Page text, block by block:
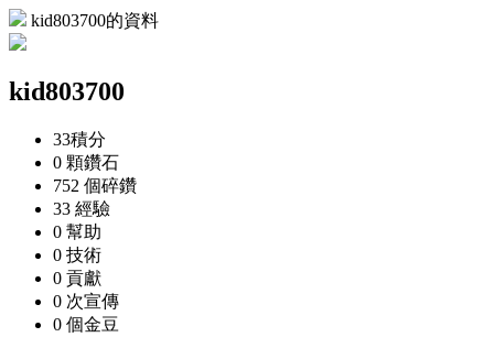
kid803700的資料
kid803700
33積分
0 顆鑽石
752 個碎鑽
33 經驗
0 幫助
0 技術
0 貢獻
0 次宣傳
0 個金豆